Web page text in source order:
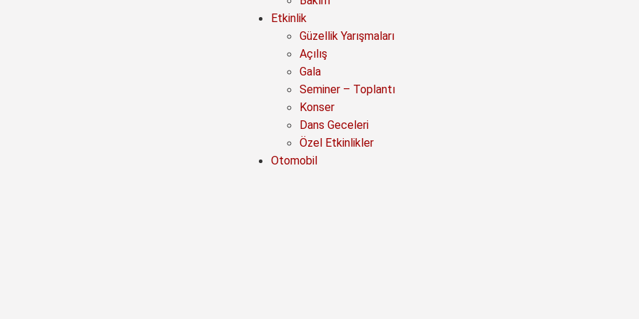
Etkinlik
Güzellik Yarışmaları
Açılış
Gala
Seminer – Toplantı
Konser
Dans Geceleri
Özel Etkinlikler
Otomobil